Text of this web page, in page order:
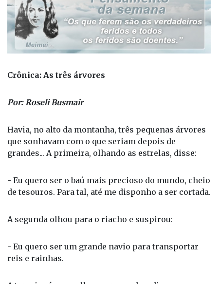
Crônica: As três árvores
Por: Roseli Busmair
Havia, no alto da montanha, três pequenas árvores
que sonhavam com o que seriam depois de
grandes... A primeira, olhando as estrelas, disse:
- Eu quero ser o baú mais precioso do mundo, cheio
de tesouros. Para tal, até me disponho a ser cortada.
A segunda olhou para o riacho e suspirou:
- Eu quero ser um grande navio para transportar
reis e rainhas.